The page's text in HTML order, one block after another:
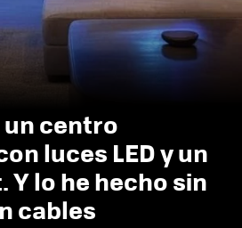
centro
luces LED y un
Y lo he hecho sin
cables